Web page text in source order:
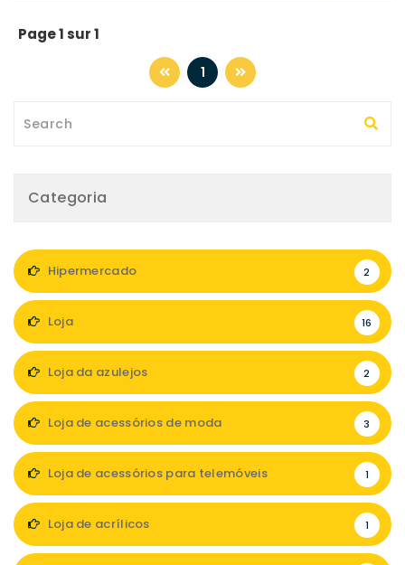
Page 1 sur 1
1
Categoria
Hipermercado 2
Loja 16
Loja da azulejos 2
Loja de acessórios de moda 3
Loja de acessórios para telemóveis 1
Loja de acrílicos 1